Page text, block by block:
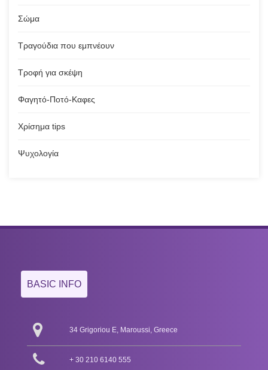
Σώμα
Τραγούδια που εμπνέουν
Τροφή για σκέψη
Φαγητό-Ποτό-Καφες
Χρίσημα tips
Ψυχολογία
BASIC INFO
34 Grigoriou E, Maroussi, Greece
+ 30 210 6140 555